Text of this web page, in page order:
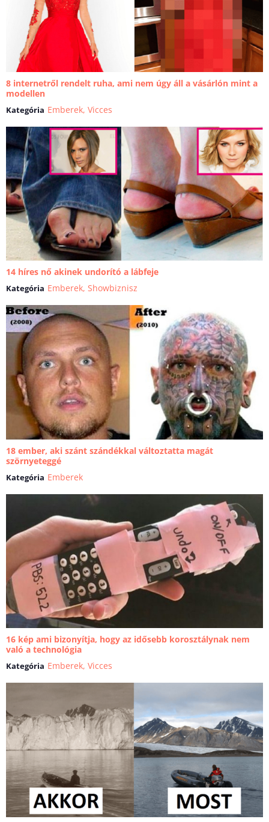
8 internetről rendelt ruha, ami nem úgy áll a vásárlón mint a
modellen
Kategória Emberek, Vicces
14 híres nő akinek undorító a lábfeje
Kategória Emberek, Showbiznisz
18 ember, aki szánt szándékkal változtatta magát
szörnyeteggé
Kategória Emberek
16 kép ami bizonyítja, hogy az idősebb korosztálynak nem
való a technológia
Kategória Emberek, Vicces